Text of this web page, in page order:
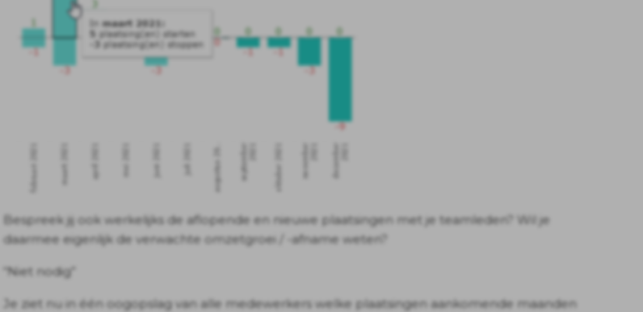
Bespreek jij ook werkelijks de aflopende en nieuwe plaatsingen met je teamleden? Wil je
daarmee eigenlijk de verwachte omzetgroei / -afname weten?
“Niet nodig”
Je ziet nu in één oogopslag van alle medewerkers welke plaatsingen aankomende maanden